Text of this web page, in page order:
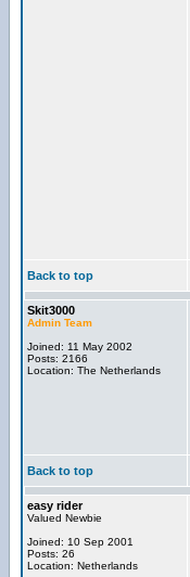
Back to top
Skit3000
Admin Team
Joined: 11 May 2002
Posts: 2166
Location: The Netherlands
Back to top
easy rider
Valued Newbie
Joined: 10 Sep 2001
Posts: 26
Location: Netherlands